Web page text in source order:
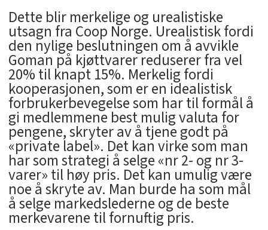
Dette blir merkelige og urealistiske
utsagn fra Coop Norge. Urealistisk fordi
den nylige beslutningen om å avvikle
Goman på kjøttvarer reduserer fra vel
20% til knapt 15%. Merkelig fordi
kooperasjonen, som er en idealistisk
forbrukerbevegelse som har til formål å
gi medlemmene best mulig valuta for
pengene, skryter av å tjene godt på
«private label». Det kan virke som man
har som strategi å selge «nr 2- og nr 3-
varer» til høy pris. Det kan umulig være
noe å skryte av. Man burde ha som mål
å selge markedslederne og de beste
merkevarene til fornuftig pris.